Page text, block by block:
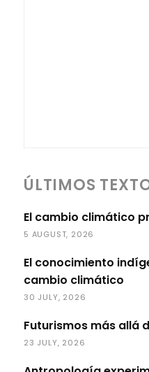
ÚLTIMOS
El cambio climático
5 AUGUST, 2026
El conocimiento
cambio climático
30 JULY, 2026
Futurismos más allá
23 JULY, 2026